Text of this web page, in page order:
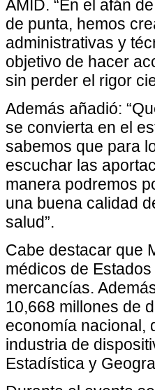
AMID. “En el afán
de punta, hemos
administrativas y
objetivo de hacer
sin perder el rigor
Además añadió:
se convierta en el
sabemos que para
escuchar las
manera podremos
una buena calidad
salud”.
Cabe destacar que
médicos de
mercancías.
10,668 millones de
economía nacional,
industria de
Estadística y